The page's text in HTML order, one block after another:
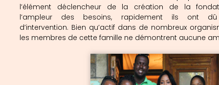
l’élément déclencheur de la création de la
l’ampleur des besoins, rapidement ils ont
d’intervention. Bien qu’actif dans de nombreux
les membres de cette famille ne démontrent aucune